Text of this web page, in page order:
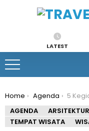
LATEST
You are here:
Home Agenda
5 Kegiatan Seru di Kota
AGENDA
ARSITEKTUR
TEMPAT WISATA